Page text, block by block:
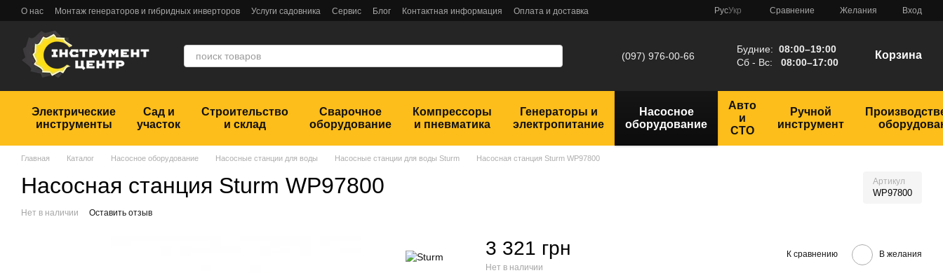
Перейти к основному контенту
О нас Монтаж генераторов и гибридных инверторов Услуги садовника Сервис Блог Контактная информация
Оплата и доставка
РусУкр Сравнение Желания Вход
(097) 976-00-66
Будние: 08:00–19:00
Сб - Вс: 08:00–17:00
Корзина
Электрические
инструменты
Сад и
участок
Строительство
и склад
Сварочное
оборудование
Компрессоры
и пневматика
Генераторы и
электропитание
Насосное
оборудование
Авто
и
СТО
Ручной
инструмент
Главная Каталог Насосное оборудование Насосные станции для воды Насосные станции для воды Sturm Насосная станция Sturm WP97800
Насосная станция Sturm WP97800 Артикул
WP97800
Нет в наличии Оставить отзыв
3 321 грн
Нет в наличии
К сравнению В желания